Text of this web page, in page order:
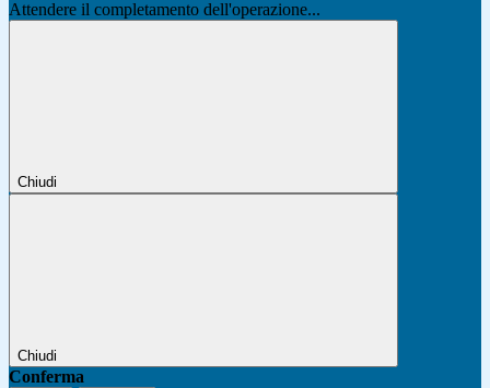
Attendere il completamento dell'operazione...
Chiudi
Chiudi
Conferma